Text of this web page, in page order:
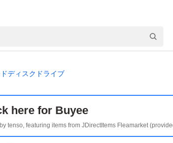
ディスクドライブ
here for Buyee
tenso, featuring items from JDirectItems Fleamarket